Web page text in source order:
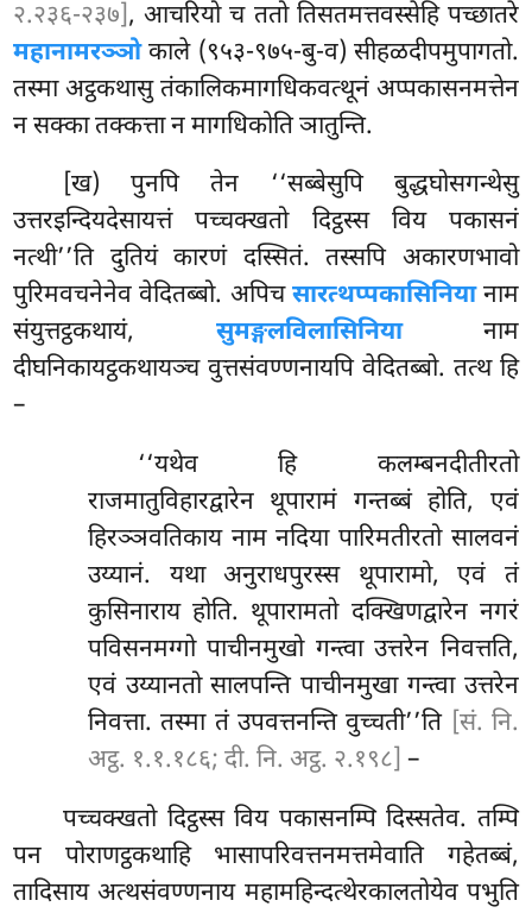
२.२३६-२३७] , आचरियो च ततो तिसतमत्तवस्सेहि पच्छातरे
महानामरञ्ञोकाले (९५३-९७५-बु-व) सीहळदीपमुपागतो.
तस्मा अट्ठकथासु तंकालिकमागधिकवत्थूनं अप्पकासनमत्तेन
न सक्का तक्कत्ता न मागधिकोति ञातुन्ति.
[ख) पुनपितेन ‘‘सब्बेसुपि बुद्धघोसगन्थेसु
उत्तरइन्दियदेसायत्तं पच्चक्खतो दिट्ठस्स विय पकासनं
नत्थी’’ति दुतियं कारणं दस्सितं. तस्सपि अकारणभावो
पुरिमवचनेनेव वेदितब्बो. अपिचसारत्थप्पकासिनियानाम
संयुत्तट्ठकथायं, सुमङ्गलविलासिनियानाम
दीघनिकायट्ठकथायञ्च वुत्तसंवण्णनायपि वेदितब्बो. तत्थ हि
–
‘‘यथेव हि कलम्बनदीतीरतो
राजमातुविहारद्वारेन थूपारामं गन्तब्बं होति, एवं
हिरञ्ञवतिकाय नाम नदिया पारिमतीरतो सालवनं
उय्यानं. यथा अनुराधपुरस्स थूपारामो, एवं तं
कुसिनाराय होति. थूपारामतो दक्खिणद्वारेन नगरं
पविसनमग्गो पाचीनमुखो गन्त्वा उत्तरेन निवत्तति,
एवं उय्यानतो सालपन्ति पाचीनमुखा गन्त्वा उत्तरेन
निवत्ता. तस्मा तं उपवत्तनन्ति वुच्चती’’ति [सं. नि.
अट्ठ. १.१.१८६; दी. नि. अट्ठ. २.१९८] –
पच्चक्खतो दिट्ठस्स विय पकासनम्पि दिस्सतेव. तम्पि
पन पोराणट्ठकथाहि भासापरिवत्तनमत्तमेवाति गहेतब्बं,
तादिसाय अत्थसंवण्णनाय महामहिन्दत्थेरकालतोयेव पभुति